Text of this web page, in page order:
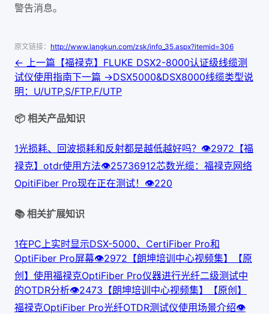
警告消息。
原文链接： http://www.langkun.com/zsk/info_35.aspx?itemid=306
← 上一篇 【福禄克】FLUKE DSX2-8000认证级线缆测
试仪使用指南下一篇 →DSX5000&DSX8000线缆类型说
明：U/UTP,S/FTP,F/UTP
📦 相关产品知识
1光损耗、回波损耗和反射都是越低越好吗？ 👁2972 【福
禄克】otdr使用方法👁25736912芯数光缆：福禄克网络
OpitiFiber Pro现在正在测试！ 👁220
📚 相关扩展知识
1在PC上实时显示DSX-5000、CertiFiber Pro和
OptiFiber Pro屏幕👁2972 【朗坤培训中心视频集】【原
创】使用福禄克OptiFiber Pro仪器进行光纤二级测试中
的OTDR分析👁2473 【朗坤培训中心视频集】【原创】
福禄克OptiFiber Pro光纤OTDR测试仪使用场景介绍👁